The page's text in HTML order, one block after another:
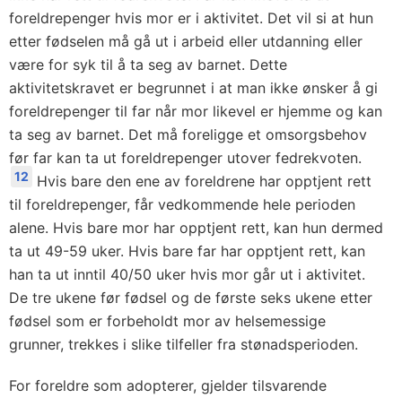
foreldrepenger hvis mor er i aktivitet. Det vil si at hun
etter fødselen må gå ut i arbeid eller utdanning eller
være for syk til å ta seg av barnet. Dette
aktivitetskravet er begrunnet i at man ikke ønsker å gi
foreldrepenger til far når mor likevel er hjemme og kan
ta seg av barnet. Det må foreligge et omsorgsbehov
før far kan ta ut foreldrepenger utover fedrekvoten.
12
Hvis bare den ene av foreldrene har opptjent rett
til foreldrepenger, får vedkommende hele perioden
alene. Hvis bare mor har opptjent rett, kan hun dermed
ta ut 49-59 uker. Hvis bare far har opptjent rett, kan
han ta ut inntil 40/50 uker hvis mor går ut i aktivitet.
De tre ukene før fødsel og de første seks ukene etter
fødsel som er forbeholdt mor av helsemessige
grunner, trekkes i slike tilfeller fra stønadsperioden.
For foreldre som adopterer, gjelder tilsvarende